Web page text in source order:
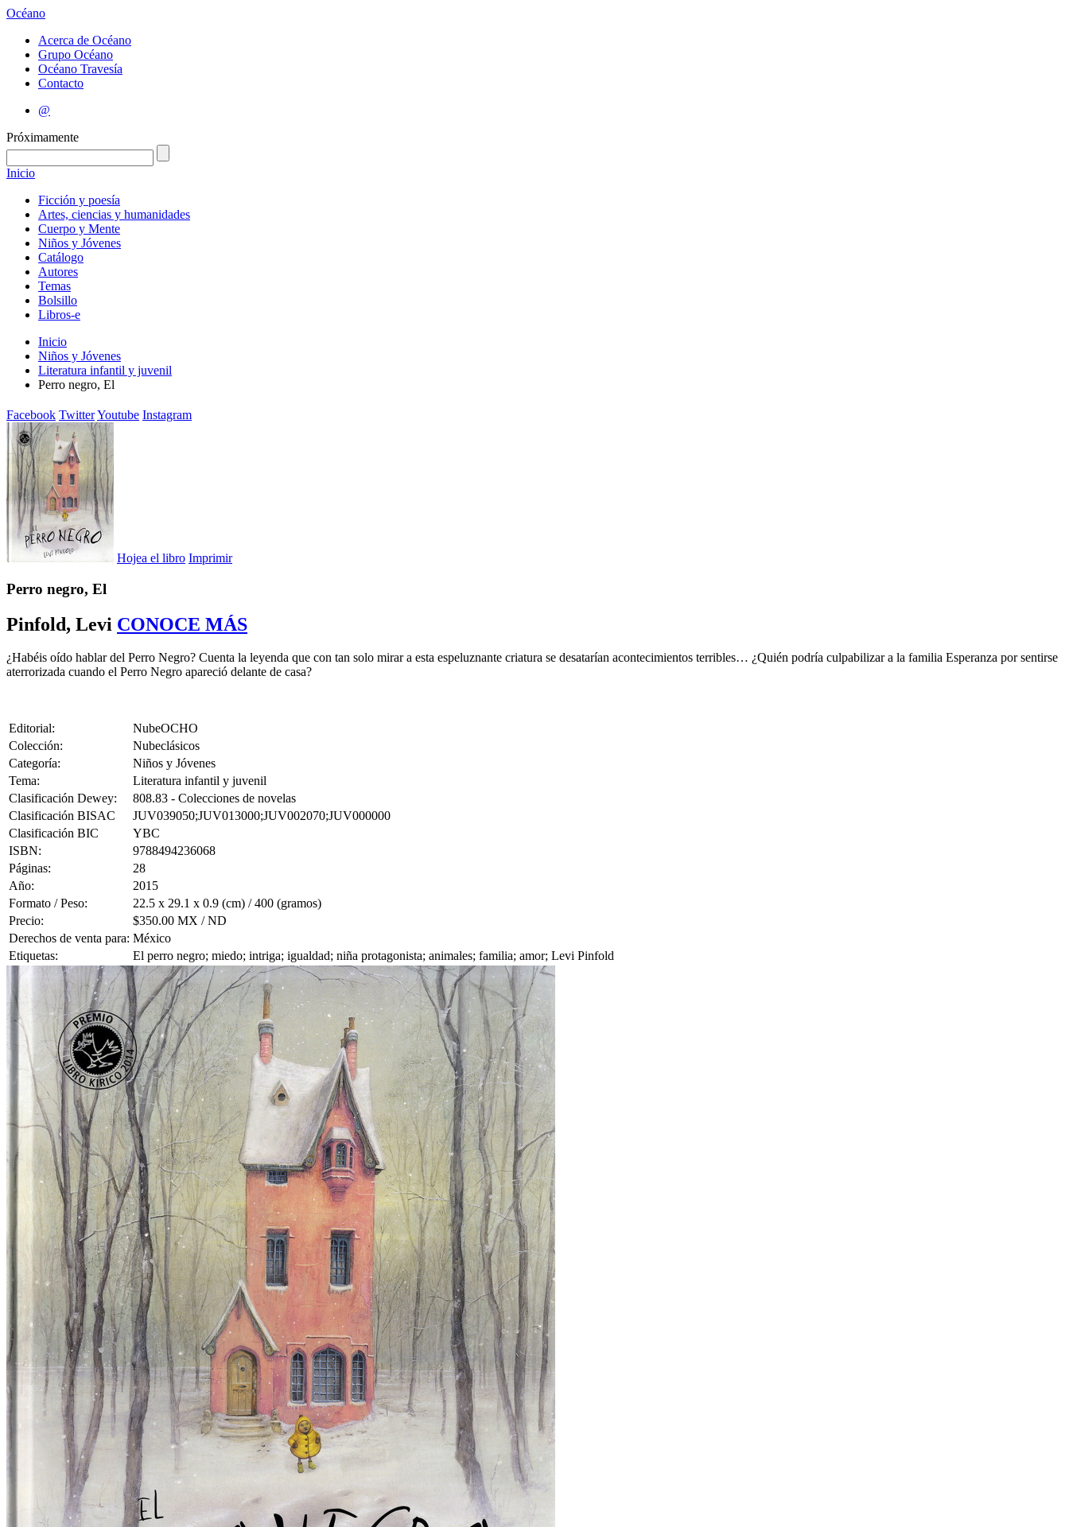
Océano
Acerca de Océano
Grupo Océano
Océano Travesía
Contacto
@
Próximamente
Inicio
Ficción y poesía
Artes, ciencias y humanidades
Cuerpo y Mente
Niños y Jóvenes
Catálogo
Autores
Temas
Bolsillo
Libros-e
Inicio
Niños y Jóvenes
Literatura infantil y juvenil
Perro negro, El
Facebook TwitterYoutube Instagram
Hojea el libro Imprimir
Perro negro, El
Pinfold, Levi CONOCE MÁS
¿Habéis oído hablar del Perro Negro? Cuenta la leyenda que con tan solo mirar a esta espeluznante criatura se desatarían acontecimientos terribles… ¿Quién podría culpabilizar a la familia Esperanza por sentirse
aterrorizada cuando el Perro Negro apareció delante de casa?
Editorial:
NubeOCHO
Colección:
Nubeclásicos
Categoría:
Niños y Jóvenes
Tema:
Literatura infantil y juvenil
Clasificación Dewey:
808.83 - Colecciones de novelas
Clasificación BISAC
JUV039050;JUV013000;JUV002070;JUV000000
Clasificación BIC
YBC
ISBN:
9788494236068
Páginas:
28
Año:
2015
Formato / Peso:
22.5 x 29.1 x 0.9 (cm) / 400 (gramos)
Precio:
$350.00 MX / ND
Derechos de venta para: México
Etiquetas:
El perro negro; miedo; intriga; igualdad; niña protagonista; animales; familia; amor; Levi Pinfold